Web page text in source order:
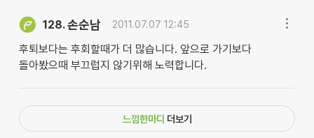
128.손순남 2011.07.07 12:45
후퇴보다는 후회할때가 더 많습니다. 앞으로 가기보다
돌아봤으때 부끄럽지 않기위해 노력합니다.
느낌한마디 더보기